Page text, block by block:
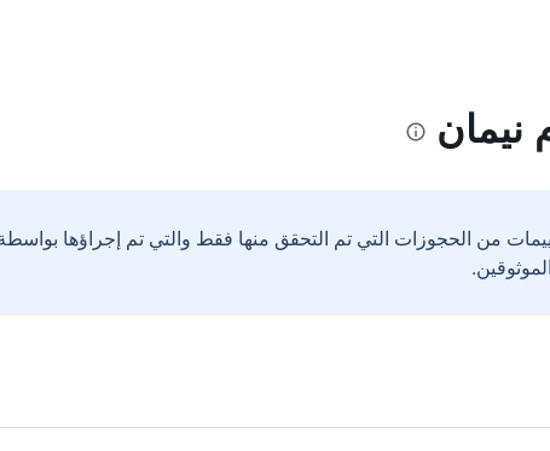
نيمان
من الحجوزات التي تم التحقق منها فقط والتي تم إجراؤها